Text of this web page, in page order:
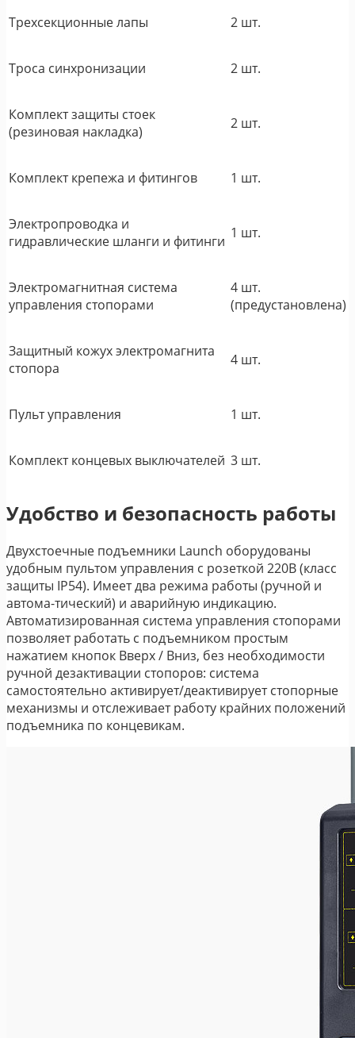
Трехсекционные лапы 2 шт.
Троса синхронизации 2 шт.
Комплект защиты стоек
(резиновая накладка)
2 шт.
Комплект крепежа и фитингов 1 шт.
Электропроводка и
гидравлические шланги и фитинги 1 шт.
Электромагнитная система
управления стопорами
4 шт.
(предустановлена)
Защитный кожух электромагнита
стопора
4 шт.
Пульт управления 1 шт.
Комплект концевых выключателей 3 шт.
Удобство и безопасность работы
Двухстоечные подъемники Launch оборудованы
удобным пультом управления с розеткой 220В (класс
защиты IP54). Имеет два режима работы (ручной и
автома-тический) и аварийную индикацию.
Автоматизированная система управления стопорами
позволяет работать с подъемником простым
нажатием кнопок Вверх / Вниз, без необходимости
ручной дезактивации стопоров: система
самостоятельно активирует/деактивирует стопорные
механизмы и отслеживает работу крайних положений
подъемника по концевикам.